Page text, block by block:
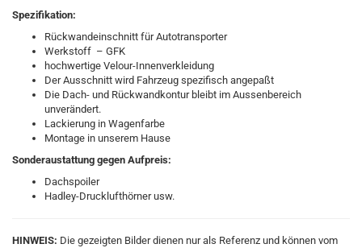
Spezifikation:
Rückwandeinschnitt für Autotransporter
Werkstoff – GFK
hochwertige Velour-Innenverkleidung
Der Ausschnitt wird Fahrzeug spezifisch angepaßt
Die Dach- und Rückwandkontur bleibt im Aussenbereich
unverändert.
Lackierung in Wagenfarbe
Montage in unserem Hause
Sonderaustattung gegen Aufpreis:
Dachspoiler
Hadley-Drucklufthörner usw.
HINWEIS: Die gezeigten Bilder dienen nur als Referenz und können vom